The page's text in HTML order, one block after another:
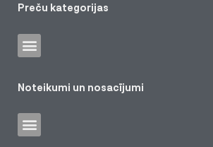
Preču kategorijas
Noteikumi un nosacījumi